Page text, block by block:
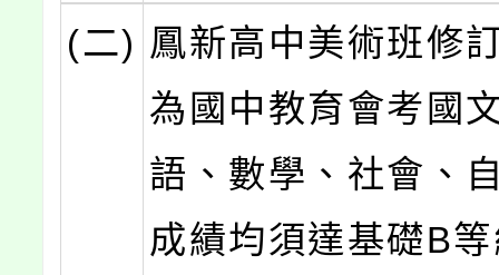
(二) 鳳新高中美術班修
為國中教育會考國
語、數學、社會、
成績均須達基礎B